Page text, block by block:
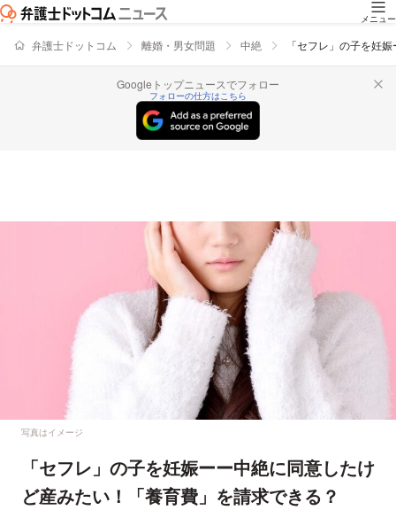
メニュー
弁護士ドットコム 離婚・男女問題 中絶 「セフレ」の子を妊
Googleトップニュースでフォロー
フォローの仕方はこちら
写真はイメージ
「セフレ」の子を妊娠ーー中絶に同意したけ
ど産みたい！「養育費」を請求できる？